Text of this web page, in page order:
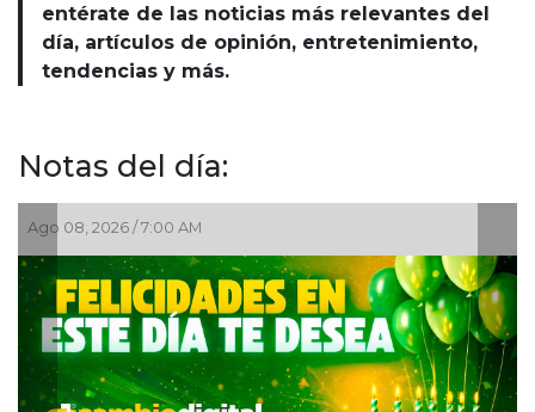
entérate de las noticias más relevantes del
día, artículos de opinión, entretenimiento,
tendencias y más.
Notas del día:
Ago 08, 2026 / 7:00 AM